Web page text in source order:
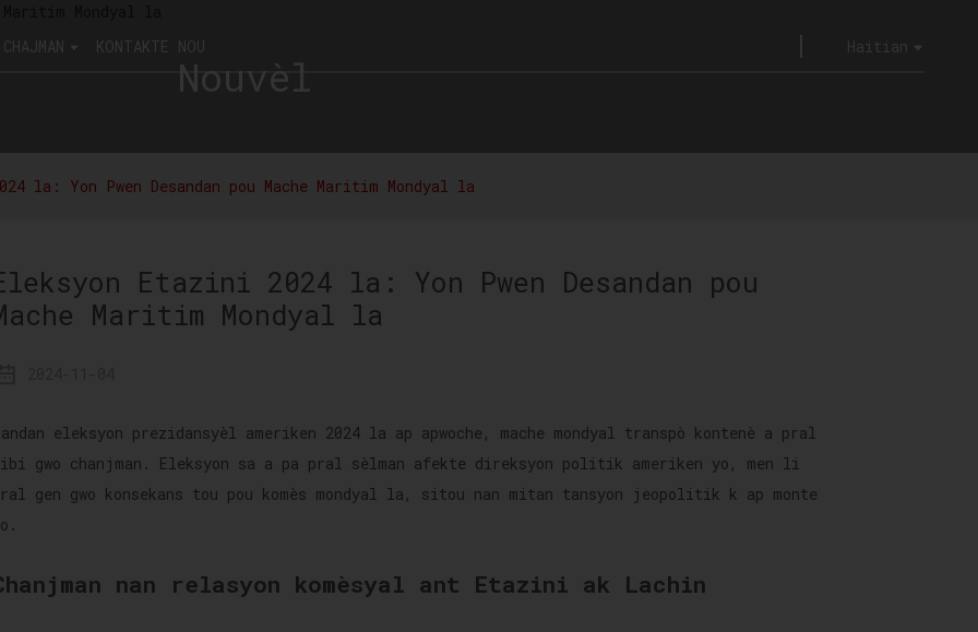
KONTAKTE NOU Haitian
Nouvèl
la: Yon Pwen Desandan pou Mache Maritim Mondyal la
Etazini 2024 la: Yon Pwen Desandan pou
Maritim Mondyal la
eleksyon prezidansyèl ameriken 2024 la ap apwoche, mache mondyal transpò kontenè a pral
gwo chanjman. Eleksyon sa a pa pral sèlman afekte direksyon politik ameriken yo, men li
gen gwo konsekans tou pou komès mondyal la, sitou nan mitan tansyon jeopolitik k ap monte
nan relasyon komèsyal ant Etazini ak Lachin